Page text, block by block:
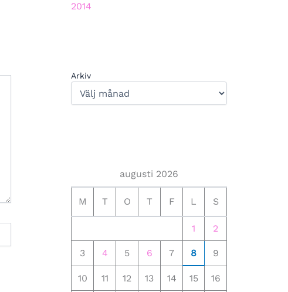
2014
Arkiv
augusti 2026
M T O T F L S
1 2
3 4 5 6 7 8 9
10 11 12 13 14 15 16